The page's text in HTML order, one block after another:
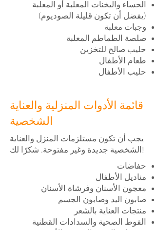
الحساء واليخنات المعلبة أو المعلبة
(يفضل أن تكون قليلة الصوديوم)
وجبات معلبة
صلصة الطماطم المعلبة
حليب صالح للتخزين
طعام الأطفال
حليب الأطفال
قائمة الأدوات المنزلية والعناية
الشخصية
يجب أن تكون مستلزمات المنزل والعناية
الشخصية جديدة وغير مفتوحة. شكرًا لك!
حفاضات
مناديل الأطفال
معجون الأسنان وفرشاة الأسنان
صابون اليد وصابون الجسم
منتجات العناية بالشعر
الفوط الصحية والسدادات القطنية